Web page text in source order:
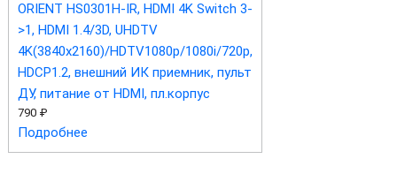
ORIENT HS0301H-IR, HDMI 4K Switch 3-
>1, HDMI 1.4/3D, UHDTV
4K(3840x2160)/HDTV1080p/1080i/720p,
HDCP1.2, внешний ИК приемник, пульт
ДУ, питание от HDMI, пл.корпус
790 ₽
Подробнее